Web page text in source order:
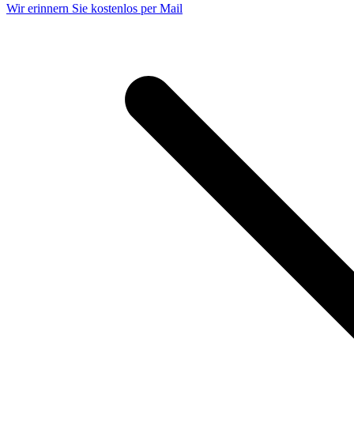
Wir erinnern Sie kostenlos per Mail